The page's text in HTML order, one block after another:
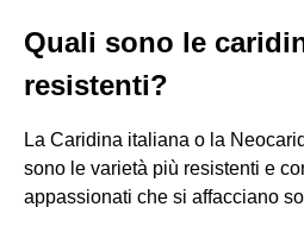
Quali sono le
resistenti?
La Caridina italiana o la
sono le varietà più resistenti e
appassionati che si affacciano